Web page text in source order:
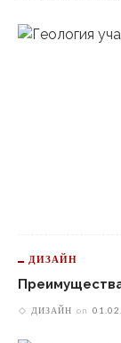
ДИЗАЙН
ДИЗАЙН on